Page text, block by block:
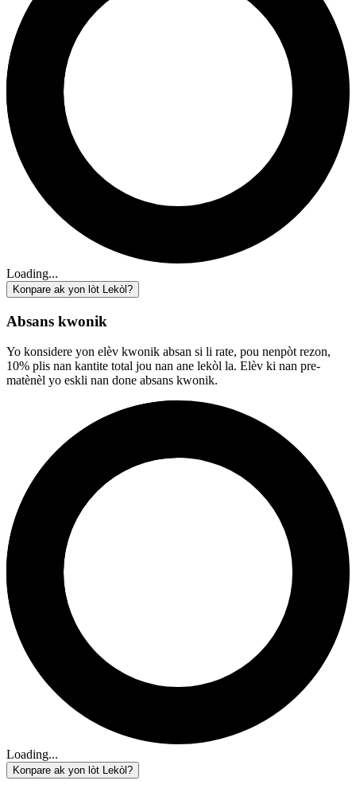
Loading...
Konpare ak yon lòt Lekòl?
Absans kwonik
Yo konsidere yon elèv kwonik absan si li rate, pou nenpòt rezon,
10% plis nan kantite total jou nan ane lekòl la. Elèv ki nan pre-
matènèl yo eskli nan done absans kwonik.
Loading...
Konpare ak yon lòt Lekòl?